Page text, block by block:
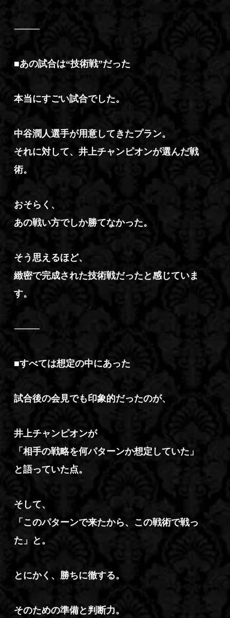
⸻
■あの試合は“技術戦”だった
本当にすごい試合でした。
中谷潤人選手が用意してきたプラン。
それに対して、井上チャンピオンが選んだ戦
術。
おそらく、
あの戦い方でしか勝てなかった。
そう思えるほど、
緻密で完成された技術戦だったと感じていま
す。
⸻
■すべては想定の中にあった
試合後の会見でも印象的だったのが、
井上チャンピオンが
「相手の戦略を何パターンか想定していた」
と語っていた点。
そして、
「このパターンで来たから、この戦術で戦っ
た」と。
とにかく、勝ちに徹する。
そのための準備と判断力。